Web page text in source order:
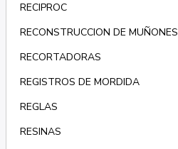
RECIPROC
RECONSTRUCCION DE MUÑONES
RECORTADORAS
REGISTROS DE MORDIDA
REGLAS
RESINAS